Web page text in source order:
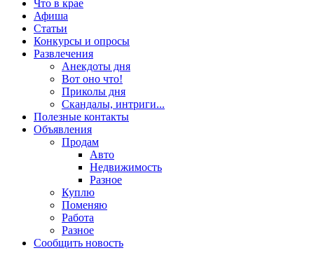
Что в крае
Афиша
Статьи
Конкурсы и опросы
Развлечения
Анекдоты дня
Вот оно что!
Приколы дня
Скандалы, интриги...
Полезные контакты
Объявления
Продам
Авто
Недвижимость
Разное
Куплю
Поменяю
Работа
Разное
Сообщить новость